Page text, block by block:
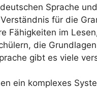
Sprache
für die
Fähigkeiten im
die
gibt es viele
ein komplexes